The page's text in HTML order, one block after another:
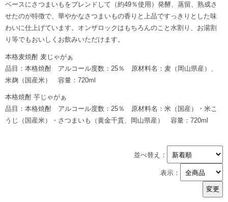
ベースにさつまいもをブレンドして（約49％使用）発酵、蒸留、熟成さ
せたのが特徴で、華やかなさつまいもの香りと上品ですっきりとした味
わいに仕上げています。オンザロックはもちろんのこと水割り、お湯割
り等でもおいしくお飲みいただけます。
本格麦焼酎 麦じゃがぁ
品目：本格焼酎 アルコール度数：25％ 原材料名：麦（岡山県産）、
米麹（国産米） 容量：720ml
本格焼酎 芋じゃがぁ
品目：本格焼酎 アルコール度数：25％ 原材料名：米（国産）・米こ
うじ（国産米）・さつまいも（黄金千貫、岡山県産） 容量：720ml
並べ替え：
表示：